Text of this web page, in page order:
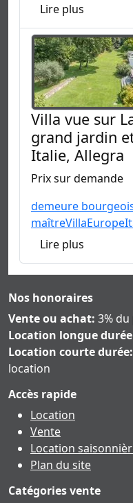
Lire plus
Villa vue sur
grand jardin
Italie, Allegra
Prix sur demande
demeure
maîtreVillaEurope
Lire plus
Nos honoraires
Vente ou achat: 3%
Location longue
Location courte durée:
location
Accès rapide
Location
Vente
Location
Plan du site
Catégories vente